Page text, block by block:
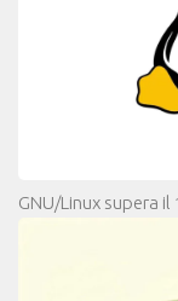
GNU/Linux supera